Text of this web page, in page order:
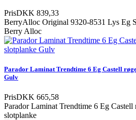
PrisDKK 839,33
BerryAlloc Original 9320-8531 Lys Eg
Berry Alloc
Parador Laminat Trendtime 6 Eg Castell
Gulv
PrisDKK 665,58
Parador Laminat Trendtime 6 Eg Castell
slotplanke